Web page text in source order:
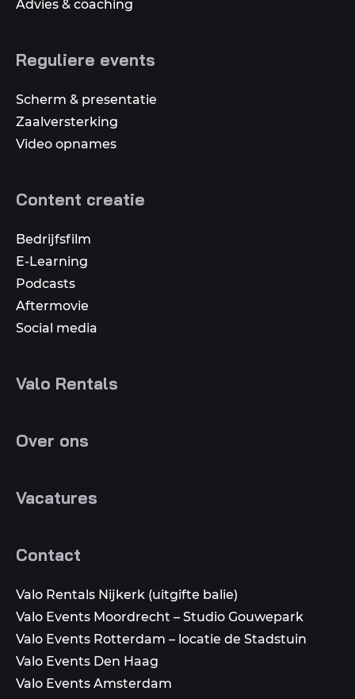
Advies & coaching
Reguliere events
Scherm & presentatie
Zaalversterking
Video opnames
Content creatie
Bedrijfsfilm
E-Learning
Podcasts
Aftermovie
Social media
Valo Rentals
Over ons
Vacatures
Contact
Valo Rentals Nijkerk (uitgifte balie)
Valo Events Moordrecht – Studio Gouwepark
Valo Events Rotterdam – locatie de Stadstuin
Valo Events Den Haag
Valo Events Amsterdam